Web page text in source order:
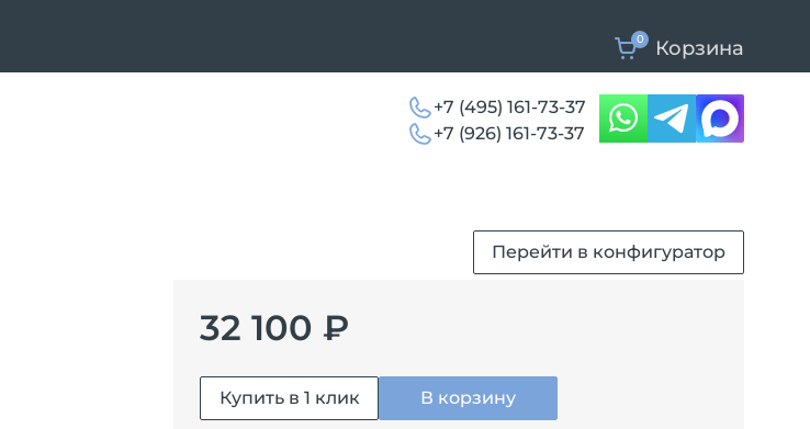
0 Корзина
+7 (495) 161-73-37
+7 (926) 161-73-37
Перейти в конфигуратор
32 100 ₽
Купить в 1 клик В корзину